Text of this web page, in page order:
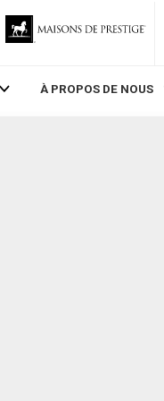
RLP
À PROPOS DE NOUS